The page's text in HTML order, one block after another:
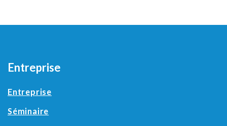
Entreprise
Entreprise
Séminaire